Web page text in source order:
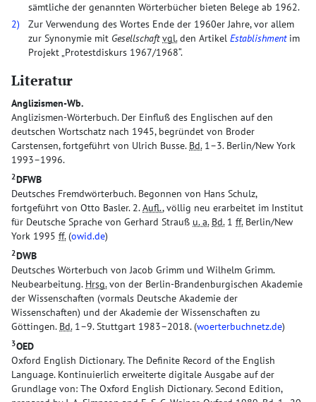
sämtliche der genannten Wörterbücher bieten Belege ab 1962.
2)
Zur Verwendung des Wortes Ende der 1960er Jahre, vor allem
zur Synonymie mit Gesellschaft vgl.den Artikel Establishmentim
Projekt Protestdiskurs 1967/1968 .
Literatur
Anglizismen-Wb.
Anglizismen-Wörterbuch. Der Einfluß des Englischen auf den
deutschen Wortschatz nach 1945, begründet von Broder
Carstensen, fortgeführt von Ulrich Busse. Bd.1–3. Berlin/New York
1993–1996.
2DFWB
Deutsches Fremdwörterbuch. Begonnen von Hans Schulz,
fortgeführt von Otto Basler. 2.Aufl., völlig neu erarbeitet im Institut
für Deutsche Sprache von Gerhard Strauß u. a. Bd.1 ff.Berlin/New
York 1995 ff.(owid.de)
2DWB
Deutsches Wörterbuch von Jacob Grimm und Wilhelm Grimm.
Neubearbeitung. Hrsg.von der Berlin-Brandenburgischen Akademie
der Wissenschaften (vormals Deutsche Akademie der
Wissenschaften) und der Akademie der Wissenschaften zu
Göttingen. Bd.1–9. Stuttgart 1983–2018. (woerterbuchnetz.de)
3OED
Oxford English Dictionary. The Definite Record of the English
Language. Kontinuierlich erweiterte digitale Ausgabe auf der
Grundlage von: The Oxford English Dictionary. Second Edition,